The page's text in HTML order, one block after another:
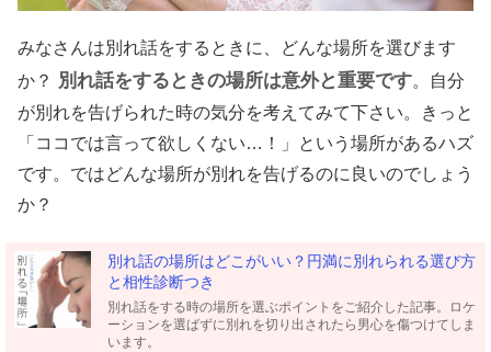
みなさんは別れ話をするときに、どんな場所を選びます
か？
別れ話をするときの場所は意外と重要です。自分
が別れを告げられた時の気分を考えてみて下さい。きっと
「ココでは言って欲しくない…！」という場所があるハズ
です。ではどんな場所が別れを告げるのに良いのでしょう
か？
別れ話の場所はどこがいい？円満に別れられる選び方
と相性診断つき
別れ話をする時の場所を選ぶポイントをご紹介した記事。ロケ
ーションを選ばずに別れを切り出されたら男心を傷つけてしま
います。